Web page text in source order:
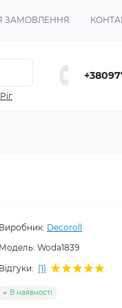
ЗАМОВЛЕННЯ
Виробник: Decoroll
Модель: Woda1839
Відгуки: (1)
В наявності